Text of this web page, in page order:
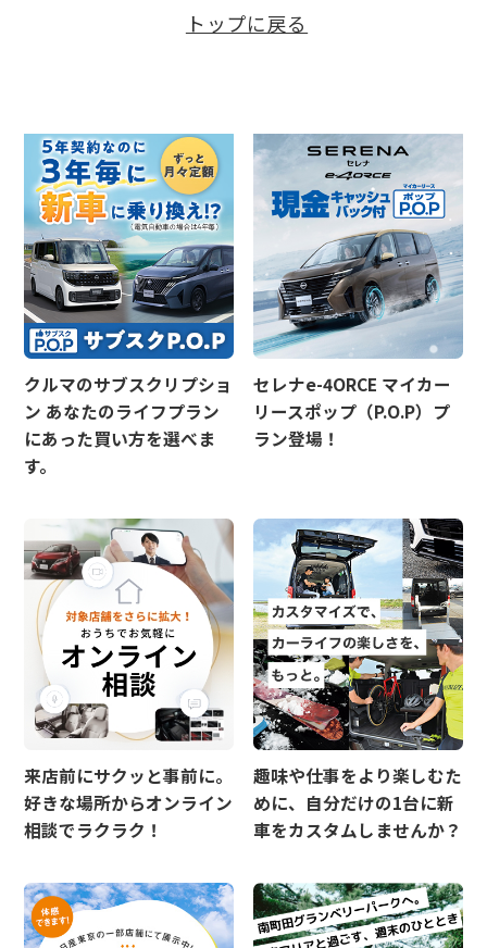
モータースポーツ室
お客さまよりお預かりする大切な書類について
電子公告
企業年金
自動車引取業登録通知書
お客さま本位の業務運営方針（FD宣言）
金融商品販売の勧誘方針
日産ピーズフィールドクラフト
ルノーNT販売
トップに戻る
クルマのサブスクリプショ
ン あなたのライフプラン
にあった買い方を選べま
す。
セレナe-4ORCE マイカー
リースポップ（P.O.P）プ
ラン登場！
来店前にサクッと事前に。
好きな場所からオンライン
相談でラクラク！
趣味や仕事をより楽しむた
めに、自分だけの1台に新
車をカスタムしませんか？